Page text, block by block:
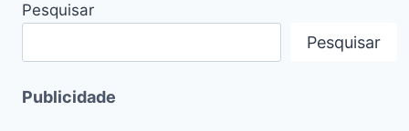
Pesquisar
Pesquisar
Publicidade